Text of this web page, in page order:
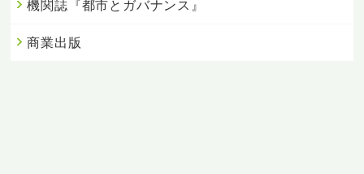
機関誌『都市とガバナンス』
商業出版